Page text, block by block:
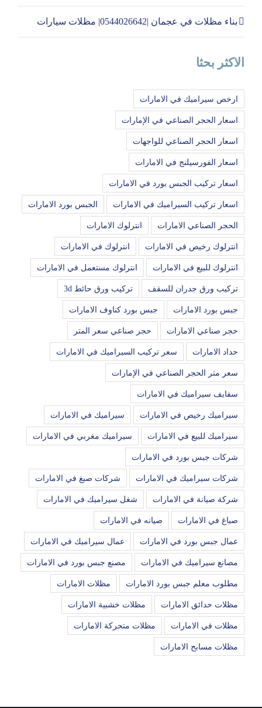
بناء مظلات في عجمان |0544026642| مظلات سيارات
الاكثر بحثا
ارخص سيراميك في الامارات
اسعار الحجر الصناعي في الإمارات
اسعار الحجر الصناعي للواجهات
اسعار الفورسيلنج في الامارات
اسعار تركيب الجبس بورد في الامارات
اسعار تركيب السيراميك في الامارات الجبس بورد الامارات
الحجر الصناعي الامارات انترلوك الامارات
انترلوك رخيص في الامارات انترلوك في الامارات
انترلوك للبيع في الامارات انترلوك مستعمل في الامارات
تركيب ورق جدران للسقف تركيب ورق حائط 3d
جبس بورد الامارات جبس بورد كناوف الامارات
حجر صناعي الامارات حجر صناعي سعر المتر
حداد الامارات سعر تركيب السيراميك في الامارات
سعر متر الحجر الصناعي في الإمارات
سفايف سيراميك في الامارات
سيراميك رخيص في الامارات سيراميك في الامارات
سيراميك للبيع في الامارات سيراميك مغربي في الامارات
شركات جبس بورد في الامارات
شركات سيراميك في الامارات شركات صبغ في الامارات
شركة صيانة في الامارات شغل سيراميك في الامارات
صباغ في الامارات صيانه في الامارات
عمال جبس بورد في الامارات عمال سيراميك في الامارات
مصانع سيراميك في الامارات مصنع جبس بورد في الامارات
مطلوب معلم جبس بورد الامارات مظلات الامارات
مظلات حدائق الامارات مظلات خشبية الامارات
مظلات في الامارات مظلات متحركة الامارات
مظلات مسابح الامارات